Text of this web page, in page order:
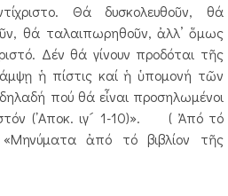
Θά δυσκολευθοῦν, θά
θά ταλαιπωρηθοῦν, ἀλλ’ ὅμως
Δέν θά γίνουν προδόται τῆς
ἡ πίστις καί ἡ ὑπομονή τῶν
πού θά εἶναι προσηλωμένοι
(᾿Αποκ. ιγ´ 1-10)». ( Ἀπό τό
ἀπό τό βιβλίον τῆς